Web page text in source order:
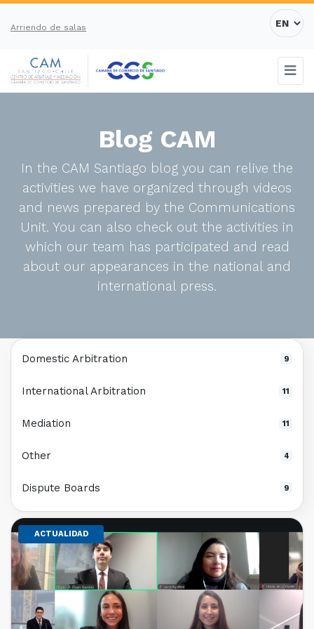
Arriendo de salas
Blog CAM
In the CAM Santiago blog you can relive the
activities we have organized through videos
and news prepared by the Communications
Unit. You can also check out the activities in
which our team has participated and read
about our appearances in the national and
international press.
ACTUALIDAD
Domestic Arbitration 9
International Arbitration 11
Mediation 11
Other 4
Dispute Boards 9